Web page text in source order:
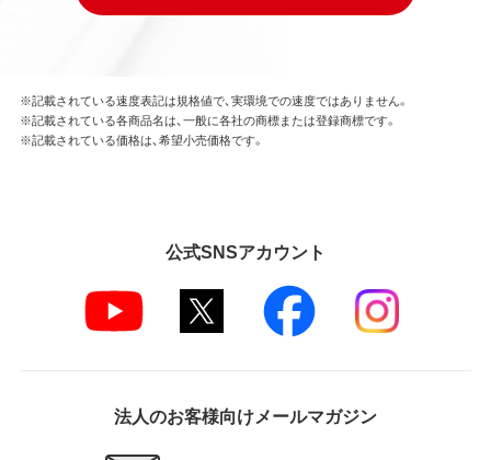
※記載されている速度表記は規格値で、実環境での速度ではありません。
※記載されている各商品名は、一般に各社の商標または登録商標です。
※記載されている価格は、希望小売価格です。
公式SNSアカウント
法人のお客様向けメールマガジン